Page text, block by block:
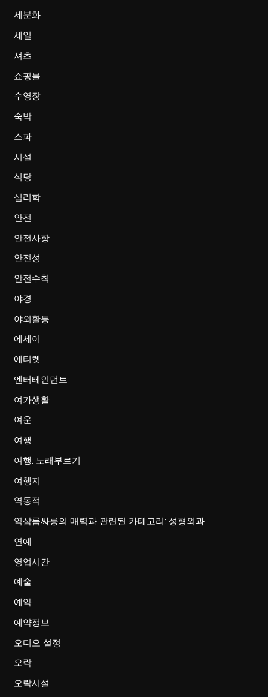
세분화
세일
셔츠
쇼핑몰
수영장
숙박
스파
시설
식당
심리학
안전
안전사항
안전성
안전수칙
야경
야외활동
에세이
에티켓
엔터테인먼트
여가생활
여운
여행
여행: 노래부르기
여행지
역동적
역삼룸싸롱의 매력과 관련된 카테고리: 성형외과
연예
영업시간
예술
예약
예약정보
오디오 설정
오락
오락시설